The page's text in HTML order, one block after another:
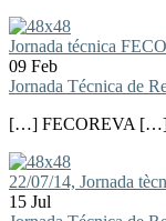
Jornada técnica
09 Feb
Jornada Técnica de
[…] FECOREVA
22/07/14, Jornada
15 Jul